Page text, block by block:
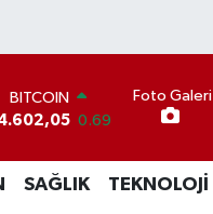
47,6006
0.02
Foto Galeri
SAĞLIK TEKNOLOJİ